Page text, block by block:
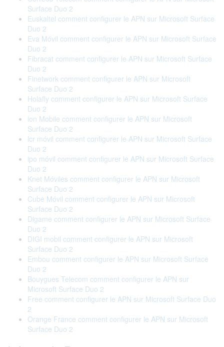
Surface Duo 2
Euskaltel comment configurer le APN sur Microsoft Surface
Duo 2
Eva Móvil comment configurer le APN sur Microsoft Surface
Duo 2
Fibracat comment configurer le APN sur Microsoft Surface
Duo 2
Finetwork comment configurer le APN sur Microsoft
Surface Duo 2
Holafly comment configurer le APN sur Microsoft Surface
Duo 2
ion Mobile comment configurer le APN sur Microsoft
Surface Duo 2
lcr móvil comment configurer le APN sur Microsoft Surface
Duo 2
ipo móvil comment configurer le APN sur Microsoft Surface
Duo 2
Knet Móviles comment configurer le APN sur Microsoft
Surface Duo 2
Cube Móvil comment configurer le APN sur Microsoft
Surface Duo 2
Digame comment configurer le APN sur Microsoft Surface
Duo 2
DIGI mobil comment configurer le APN sur Microsoft
Surface Duo 2
Embou comment configurer le APN sur Microsoft Surface
Duo 2
Bouygues Telecom comment configurer le APN sur
Microsoft Surface Duo 2
Free comment configurer le APN sur Microsoft Surface Duo
2
Orange France comment configurer le APN sur Microsoft
Surface Duo 2